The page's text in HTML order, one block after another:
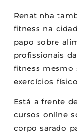
Renatinha
fitness na
papo sobre
profissionais
fitness mesmo
exercícios
Está a frente
cursos online
corpo sarado